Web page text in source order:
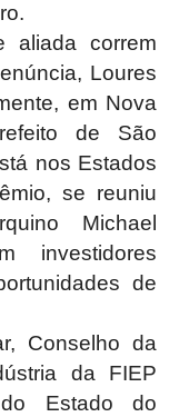
aliada correm
Loures
em Nova
de São
nos Estados
se reuniu
Michael
investidores
de
Conselho da
da FIEP
Estado do